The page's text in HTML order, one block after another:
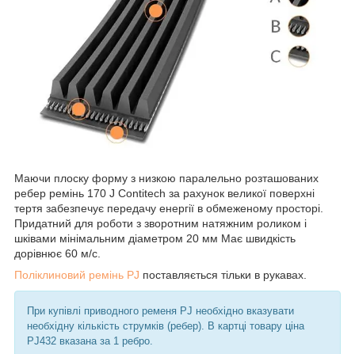
Маючи плоску форму з низкою паралельно розташованих
ребер ремінь 170 J Contitech за рахунок великої поверхні
тертя забезпечує передачу енергії в обмеженому просторі.
Придатний для роботи з зворотним натяжним роликом і
шківами мінімальним діаметром 20 мм Має швидкість
дорівнює 60 м/с.
Поліклиновий ремінь PJ поставляється тільки в рукавах.
При купівлі приводного ременя PJ необхідно вказувати
необхідну кількість струмків (ребер). В картці товару ціна
PJ432 вказана за 1 ребро.